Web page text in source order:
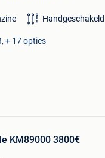
Handgeschakeld
+ 17 opties
KM89000 3800€